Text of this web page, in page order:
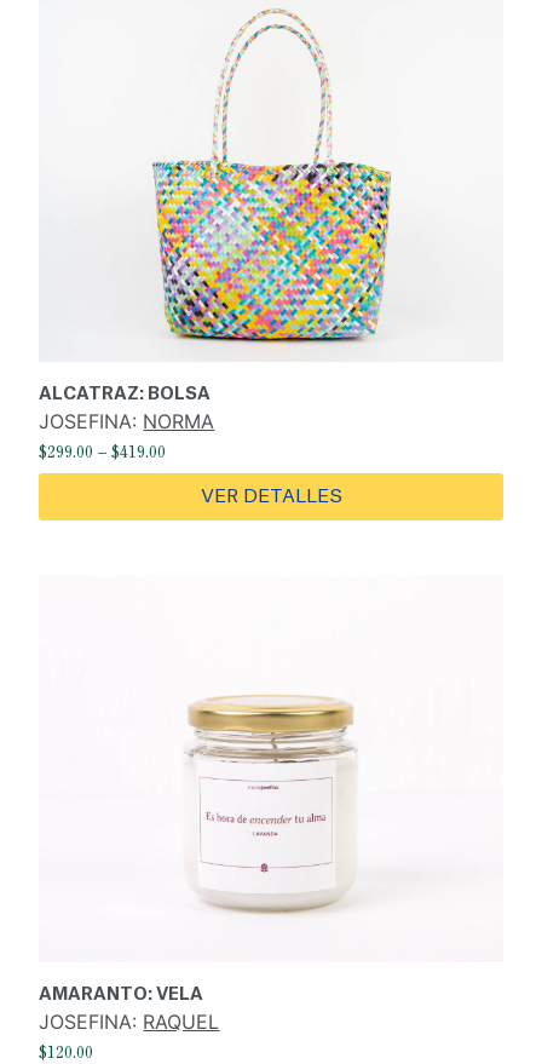
ALCATRAZ: BOLSA
JOSEFINA: NORMA
$299.00 –$419.00
VER DETALLES
AMARANTO: VELA
JOSEFINA: RAQUEL
$120.00